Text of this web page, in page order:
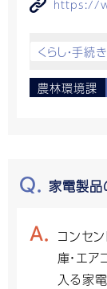
https://
くらし・手続き
農林環境課
家電製品
コンセ
庫・エア
入る家